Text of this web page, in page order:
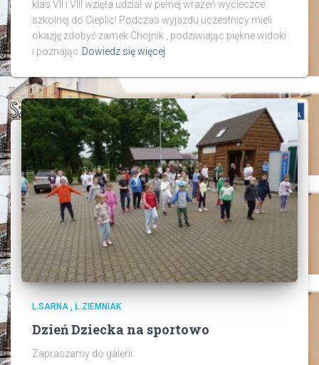
klas VII i VIII wzięła udział w pełnej wrażeń wycieczce
szkolnej do Cieplic! Podczas wyjazdu uczestnicy mieli
okazję zdobyć zamek Chojnik , podziwiając piękne widoki
i poznając Dowiedz się więcej
L.SARNA , Ł.ZIEMNIAK
Dzień Dziecka na sportowo
Zapraszamy do galerii